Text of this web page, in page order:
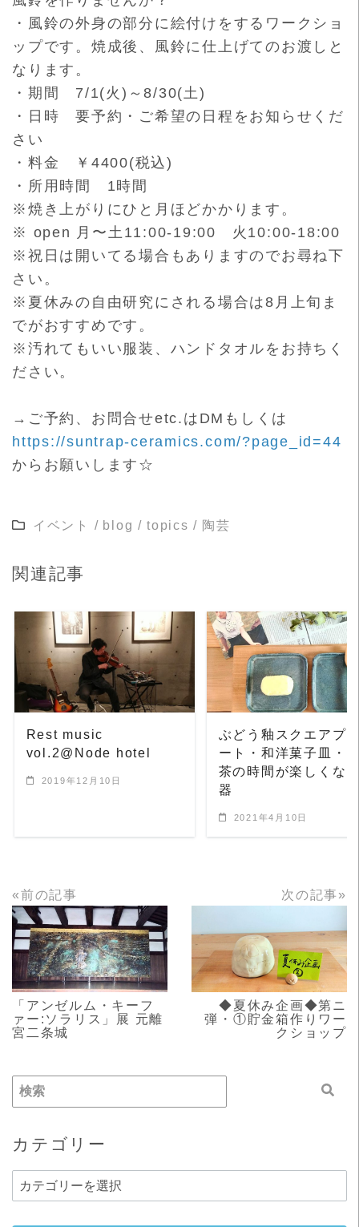
・風鈴の外身の部分に絵付けをするワークショ
ップです。焼成後、
風鈴に仕上げてのお渡しと
なります。
・期間 7/1(火)～8/30(土)
・日時 要予約・ご希望の日程をお知らせくだ
さい
・料金 ￥4400(税込)
・所用時間 1時間
※焼き上がりにひと月ほどかかります。
※ open 月〜土11:00-19:00 火10:00-18:00
※祝日は開いてる場合もありますのでお尋ね下
さい。
※夏休みの自由研究にされる場合は8月上旬ま
でがおすすめです。
※汚れてもいい服装、ハンドタオルをお持ちく
ださい。
→ご予約、お問合せetc.はDMもしくは
https://suntrap-ceramics.com/?page_id=44
からお願いします☆
イベント / blog / topics / 陶芸
関連記事
READ MORE
Rest music
vol.2@Node hotel
2019年12月10日
READ MORE
ぶどう釉スクエアプ
ート・和洋菓子皿・
茶の時間が楽しくな
器
2021年4月10日
«前の記事
READ MORE
「アンゼルム・キーフ
ァー:ソラリス」展 元離
宮二条城
次の記事»
READ MORE
◆夏休み企画◆第ニ
弾・①貯金箱作りワー
クショップ
カテゴリー
カ
テ